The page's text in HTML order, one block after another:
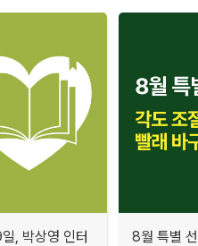
, 박상영 인터
8월 특별